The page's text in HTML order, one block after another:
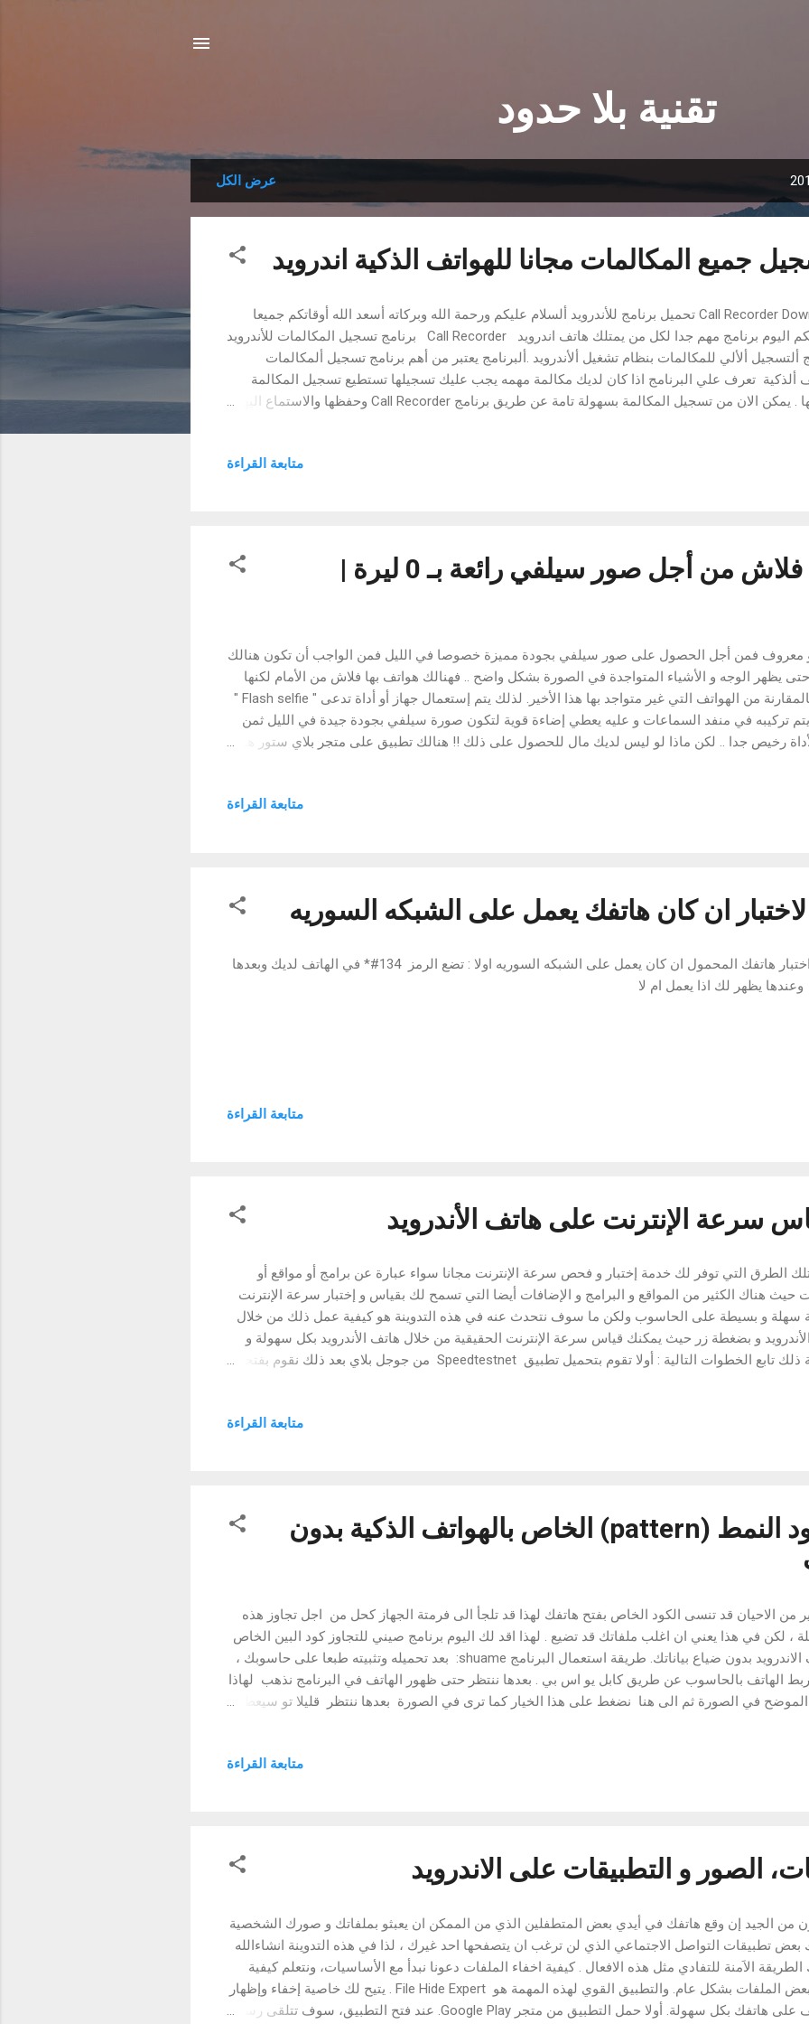
تقنية بلا حدود
عرض الكل
جميع المكالمات مجانا للهواتف الذكية اندرويد
Call Recorder Download تحميل برنامج للأندرويد ألسلام عليكم ورحمة الله وبركاته أسعد الله أوقاتكم جميعا
نقدم لكم اليوم برنامج مهم جدا لكل من يمتلك هاتف اندرويد Call Recorder برنامج تسجيل المكالمات للأندرويد
ألتسجيل ألألي للمكالمات بنظام تشغيل ألأندرويد .ألبرنامج يعتبر من أهم برنامج تسجيل ألمكالمات
ألذكية تعرف علي البرنامج اذا كان لديك مكالمة مهمه يجب عليك تسجيلها تستطيع تسجيل المكالمة
وحفظها . يمكن الان من تسجيل المكالمة بسهولة تامة عن طريق برنامج Call Recorder وحفظها والاستماع اليها
تحديد مكان الحفظ (ذاكرة الهاتف ام الذاكرة الخارجية) يمكنك مزامنة المكالمة مع ملف دروب بوكس
متابعة القراءة
كيف تحصل على فلاش من أجل صور سيلفي رائعة بـ 0 ليرة |
معروف فمن أجل الحصول على صور سيلفي بجودة مميزة خصوصا في الليل فمن الواجب أن تكون هنالك
يظهر الوجه و الأشياء المتواجدة في الصورة بشكل واضح .. فهنالك هواتف بها فلاش من الأمام لكنها
قليلة بالمقارنة من الهواتف التي غير متواجد بها هذا الأخير. لذلك يتم إستعمال جهاز أو أداة تدعى " Flash selfie "
تركيبه في منفد السماعات و عليه يعطي إضاءة قوية لتكون صورة سيلفي بجودة جيدة في الليل ثمن
رخيص جدا .. لكن ماذا لو ليس لديك مال للحصول على ذلك !! هنالك تطبيق على متجر بلاي ستور هو
فهو يظهر أول فتحك للتطبيق و من خلال التطبيق نفسه يمكنك إلتقاط الصورة بحيث عند رغبتك فيمتابعة القراءة
ان كان هاتفك يعمل على الشبكه السوريه
كيفية اختبار هاتفك المحمول ان كان يعمل على الشبكه السوريه اولا : تضع الرمز 134#* في الهاتف لديك وبعدها
يظهر لك اذا يعمل ام لا
متابعة القراءة
سرعة الإنترنت على هاتف الأندرويد
الطرق التي توفر لك خدمة إختبار و فحص سرعة الإنترنت مجانا سواء عبارة عن برامج أو مواقع أو
حيث هناك الكثير من المواقع و البرامج و الإضافات أيضا التي تسمح لك بقياس و إختبار سرعة الإنترنت
سهلة و بسيطة على الحاسوب ولكن ما سوف نتحدث عنه في هذه التدوينة هو كيفية عمل ذلك من خلال
و بضغطة زر حيث يمكنك قياس سرعة الإنترنت الحقيقية من خلال هاتف الأندرويد بكل سهولة و
لمعرفة ذلك تابع الخطوات التالية : أولا تقوم بتحميل تطبيق Speedtestnet من جوجل بلاي بعد ذلك نقوم بفتحه
, حيث المميز في هذه الأداة أنها صحيحة و تقوم بقياس السرعة بشكل دقيق و صحيح هذا التطبيق
متابعة القراءة
برنامج لمعرفة كود النمط (pattern) الخاص بالهواتف الذكية بدون
من الاحيان قد تنسى الكود الخاص بفتح هاتفك لهذا قد تلجأ الى فرمتة الجهاز كحل من اجل تجاوز هذه
، لكن في هذا يعني ان اغلب ملفاتك قد تضيع . لهذا اقد لك اليوم برنامج صيني للتجاوز كود البين الخاص
بهواتف الاندرويد بدون ضياع بياناتك. طريقة استعمال البرنامج shuame: بعد تحميله وتثبيته طبعا على حاسوبك ،
الهاتف بالحاسوب عن طريق كابل يو اس بي . بعدها ننتظر حتى ظهور الهاتف في البرنامج نذهب لهاذا
الموضح في الصورة ثم الى هنا نضغط على هذا الخيار كما ترى في الصورة بعدها ننتظر قليلا تو سيعطينا
متابعة القراءة
الصور و التطبيقات على الاندرويد
من الجيد إن وقع هاتفك في أيدي بعض المتطفلين الذي من الممكن ان يعبثو بملفاتك و صورك الشخصية
بعض تطبيقات التواصل الاجتماعي الذي لن ترغب ان يتصفحها احد غيرك ، لذا في هذه التدوينة انشاءالله
الاَمنة للتفادي مثل هذه الافعال . كيفية اخفاء الملفات دعونا نبدأ مع الأساسيات، ونتعلم كيفية
إخفاء بعض الملفات بشكل عام. والتطبيق القوي لهذه المهمة هو File Hide Expert . يتيح لك خاصية إخفاء وإظهار
أي ملف على هاتفك بكل سهولة. أولا حمل التطبيق من متجر Google Play. عند فتح التطبيق، سوف تتلقى رسالة